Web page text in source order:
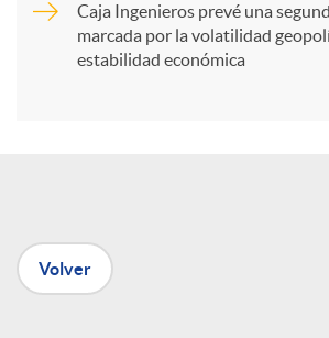
n
Caja Ingenieros prevé una
marcada por la volatilidad
estabilidad económica
Volver